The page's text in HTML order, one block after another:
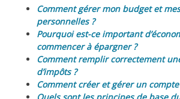
Comment gérer mon budget et
personnelles ?
Pourquoi est-ce important
commencer à épargner ?
Comment remplir correctement
d’impôts ?
Comment créer et gérer un